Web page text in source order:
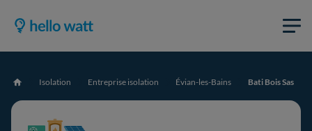
Accueil Isolation Entreprise isolation Évian-les-Bains Bati Bois Sas